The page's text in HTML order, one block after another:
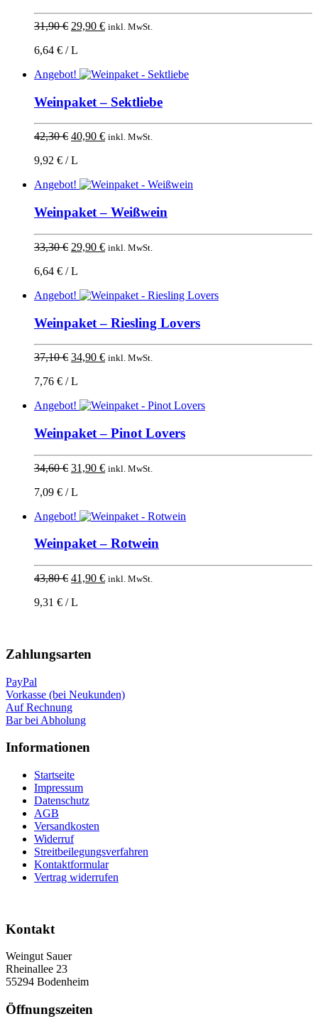
31,90€ Ursprünglicher
war:
29,90 €Aktueller
inkl. MwSt.
6,64 € / L
Angebot!
Weinpaket – Sektliebe
42,30€ Ursprünglicher
war:
40,90 €Aktueller
inkl. MwSt.
9,92 € / L
Angebot!
Weinpaket – Weißwein
33,30€ Ursprünglicher
war:
29,90 €Aktueller
inkl. MwSt.
6,64 € / L
Angebot!
Weinpaket – Riesling Lovers
37,10€ Ursprünglicher
war:
34,90 €Aktueller
inkl. MwSt.
7,76 € / L
Angebot!
Weinpaket – Pinot Lovers
34,60€ Ursprünglicher
war:
31,90 €Aktueller
inkl. MwSt.
7,09 € / L
Angebot!
Weinpaket – Rotwein
43,80€ Ursprünglicher
war:
41,90 €Aktueller
inkl. MwSt.
9,31 € / L
oben
Zahlungsarten
PayPal
Vorkasse (bei Neukunden)
Auf Rechnung
Bar bei Abholung
Informationen
Startseite
Impressum
Datenschutz
AGB
Versandkosten
Widerruf
Streitbeilegungsverfahren
Kontaktformular
Vertrag widerrufen
Kontakt
Weingut Sauer
Rheinallee 23
55294 Bodenheim
Öffnungszeiten